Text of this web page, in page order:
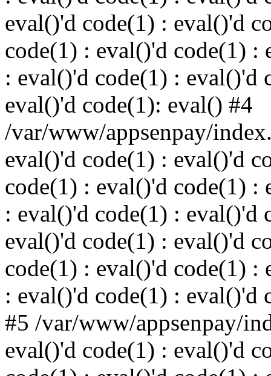
eval()'d code(1) : eval()'d
code(1) : eval()'d code(1) :
: eval()'d code(1) : eval()'d
eval()'d code(1): eval() #4
/var/www/appsenpay/
eval()'d code(1) : eval()'d
code(1) : eval()'d code(1) :
: eval()'d code(1) : eval()'d
eval()'d code(1) : eval()'d
code(1) : eval()'d code(1) :
: eval()'d code(1) : eval()'d
#5 /var/www/appsenpay/
eval()'d code(1) : eval()'d